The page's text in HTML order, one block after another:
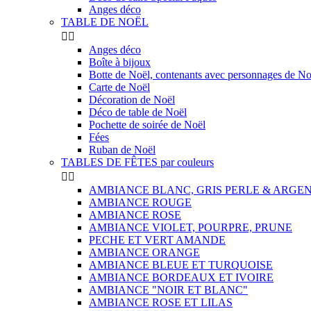
Anges déco
TABLE DE NOËL
 
Anges déco
Boîte à bijoux
Botte de Noël, contenants avec personnages de
Carte de Noël
Décoration de Noël
Déco de table de Noël
Pochette de soirée de Noël
Fées
Ruban de Noël
TABLES DE FÊTES par couleurs
 
AMBIANCE BLANC, GRIS PERLE &
AMBIANCE ROUGE
AMBIANCE ROSE
AMBIANCE VIOLET, POURPRE, PRUNE
PECHE ET VERT AMANDE
AMBIANCE ORANGE
AMBIANCE BLEUE ET TURQUOISE
AMBIANCE BORDEAUX ET IVOIRE
AMBIANCE "NOIR ET BLANC"
AMBIANCE ROSE ET LILAS